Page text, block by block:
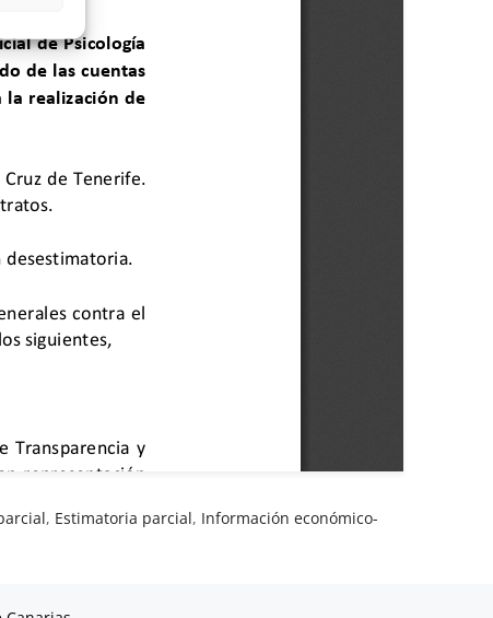
, Estimatoria parcial, Información económico-